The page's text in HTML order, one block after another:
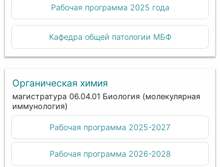
Рабочая программа 2025 года
Кафедра общей патологии МБФ
Органическая химия
магистратура 06.04.01 Биология (молекулярная
иммунология)
Рабочая программа 2025-2027
Рабочая программа 2026-2028